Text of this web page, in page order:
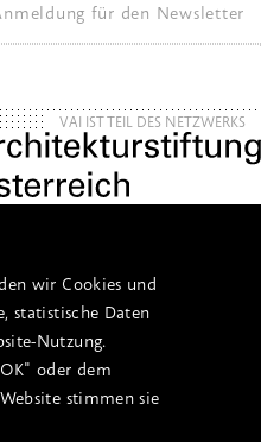
für den Newsletter
VAI IST TEIL DES NETZWERKS
wir Cookies und
statistische Daten
Nutzung.
oder dem
stimmen sie